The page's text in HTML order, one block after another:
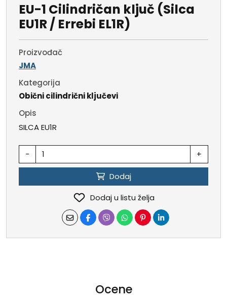
EU-1 Cilindričan ključ (Silca
EU1R / Errebi EL1R)
Proizvođač
JMA
Kategorija
Obični cilindrični ključevi
Opis
SILCA EU1R
- +
Dodaj
Dodaj u listu želja
Ocene